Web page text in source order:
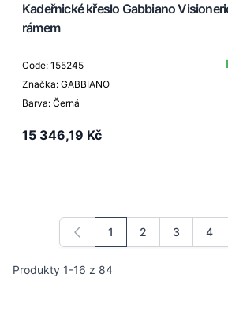
Kadeřnické křeslo Gabbiano
rámem
Code: 155245
Značka: GABBIANO
Barva: Černá
15 346,19 Kč
Produkty 1-16 z 84
Právě si prohlížíte
1 Stránka
2 Stránka
3 4